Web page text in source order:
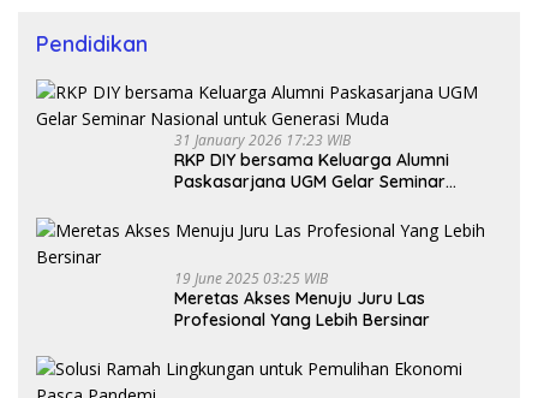
Pendidikan
31 January 2026 17:23 WIB
RKP DIY bersama Keluarga Alumni
Paskasarjana UGM Gelar Seminar
19 June 2025 03:25 WIB
Meretas Akses Menuju Juru Las
Profesional Yang Lebih Bersinar